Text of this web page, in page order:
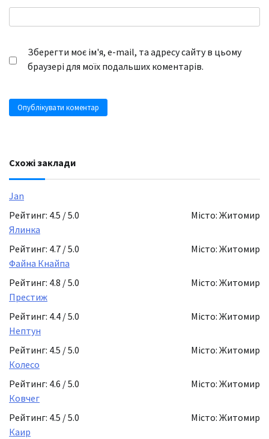
Зберегти моє ім'я, e-mail, та адресу сайту в цьому
браузері для моїх подальших коментарів.
Схожі заклади
Jan
Рейтинг: 4.5 / 5.0
Місто: Житомир
Ялинка
Рейтинг: 4.7 / 5.0
Місто: Житомир
Файна Кнайпа
Рейтинг: 4.8 / 5.0
Місто: Житомир
Престиж
Рейтинг: 4.4 / 5.0
Місто: Житомир
Нептун
Рейтинг: 4.5 / 5.0
Місто: Житомир
Колесо
Рейтинг: 4.6 / 5.0
Місто: Житомир
Ковчег
Рейтинг: 4.5 / 5.0
Місто: Житомир
Каир